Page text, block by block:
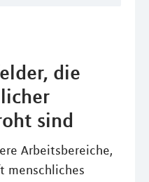
die
sind
Arbeitsbereiche,
menschliches